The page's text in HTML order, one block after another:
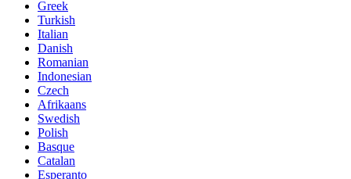
Greek
Turkish
Italian
Danish
Romanian
Indonesian
Czech
Afrikaans
Swedish
Polish
Basque
Catalan
Esperanto